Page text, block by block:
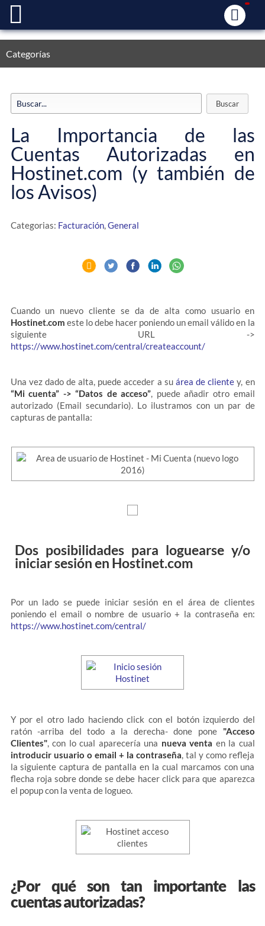
Categorías
La Importancia de las
Cuentas Autorizadas en
Hostinet.com (y también de
los Avisos)
Categorias: Facturación,General
Cuando un nuevo cliente se da de alta como usuario en
Hostinet.com este lo debe hacer poniendo un email válido en la
siguiente URL ->
https://www.hostinet.com/central/createaccount/
Una vez dado de alta, puede acceder a su área de cliente y, en
“Mi cuenta” -> “Datos de acceso”, puede añadir otro email
autorizado (Email secundario). Lo ilustramos con un par de
capturas de pantalla:
Dos posibilidades para loguearse y/o
iniciar sesión en Hostinet.com
Por un lado se puede iniciar sesión en el área de clientes
poniendo el email o nombre de usuario + la contraseña en:
https://www.hostinet.com/central/
Y por el otro lado haciendo click con el botón izquierdo del
ratón -arriba del todo a la derecha- done pone"Acceso
Clientes", con lo cual aparecería una nueva venta en la cual
introducir usuario o email + la contraseña, tal y como refleja
la siguiente captura de pantalla en la cual marcamos con una
flecha roja sobre donde se debe hacer click para que aparezca
el popup con la venta de logueo.
¿Por qué son tan importante las
cuentas autorizadas?